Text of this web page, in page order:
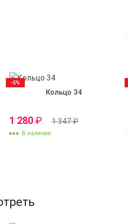
Кольцо 34
1 280 ₽ 1 347₽
В наличии
-5%